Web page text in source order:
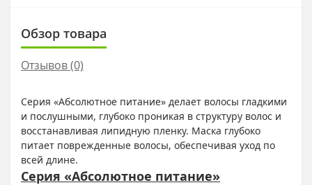
Обзор товара
Отзывов (0)
Серия «Абсолютное питание» делает волосы гладкими
и послушными, глубоко проникая в структуру волос и
восстанавливая липидную пленку. Маска глубоко
питает поврежденные волосы, обеспечивая уход по
всей длине.
Серия «Абсолютное питание»